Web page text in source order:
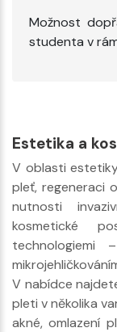
Možnost
studenta v
Estetika a
V oblasti
pleť, regeneraci
nutnosti
kosmetické
technologiemi
V nabídce
pleti v několika
akné, omlazení